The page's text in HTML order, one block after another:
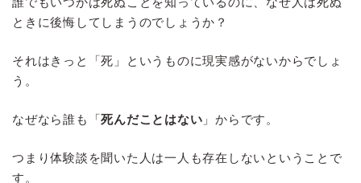
ときに後悔してしまうのでしょうか？
それはきっと「死」というものに現実感がないからでしょ
う。
なぜなら誰も「死んだことはない 」からです。
つまり体験談を聞いた人は一人も存在しないということで
す。